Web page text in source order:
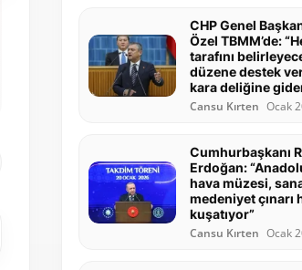
CHP Genel
Özel TBMM’de:
tarafını
düzene destek
kara deliğine
Cansu Kırten Ocak
Cumhurbaşkanı
Erdoğan:
hava müzesi,
medeniyet çınarı
kuşatıyor”
Cansu Kırten Ocak